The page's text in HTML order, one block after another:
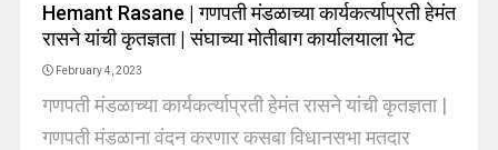
Hemant Rasane | गणपती मंडळाच्या कार्यकर्त्याप्रती हेमंत
रासने यांची कृतज्ञता | संघाच्या मोतीबाग कार्यालयाला भेट
February 4, 2023
गणपती मंडळाच्या कार्यकर्त्याप्रती हेमंत रासने यांची कृतज्ञता |
गणपती मंडळाना वंदन करणार कसबा विधानसभा मतदार